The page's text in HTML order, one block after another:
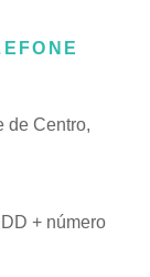
de Centro,
+ número